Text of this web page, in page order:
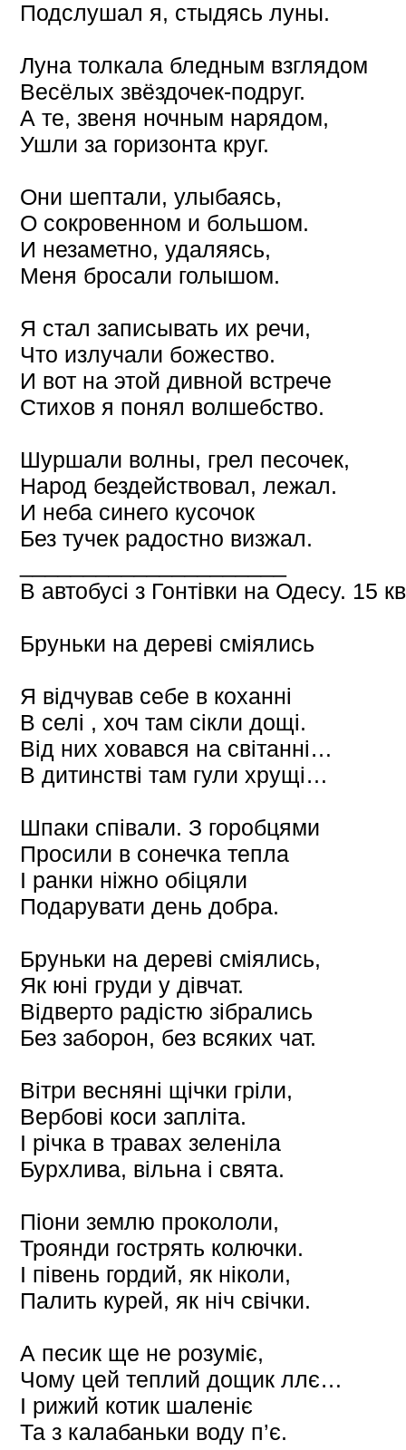
Подслушал я, стыдясь луны.
Луна толкала бледным взглядом
Весёлых звёздочек-подруг.
А те, звеня ночным нарядом,
Ушли за горизонта круг.
Они шептали, улыбаясь,
О сокровенном и большом.
И незаметно, удаляясь,
Меня бросали голышом.
Я стал записывать их речи,
Что излучали божество.
И вот на этой дивной встрече
Стихов я понял волшебство.
Шуршали волны, грел песочек,
Народ бездействовал, лежал.
И неба синего кусочок
Без тучек радостно визжал.
В автобусі з Гонтівки на Одесу. 15
Бруньки на дереві сміялись
Я відчував себе в коханні
В селі , хоч там сікли дощі.
Від них ховався на світанні…
В дитинстві там гули хрущі…
Шпаки співали. З горобцями
Просили в сонечка тепла
І ранки ніжно обіцяли
Подарувати день добра.
Бруньки на дереві сміялись,
Як юні груди у дівчат.
Відверто радістю зібрались
Без заборон, без всяких чат.
Вітри весняні щічки гріли,
Вербові коси запліта.
І річка в травах зеленіла
Бурхлива, вільна і свята.
Піони землю прокололи,
Троянди гострять колючки.
І півень гордий, як ніколи,
Палить курей, як ніч свічки.
А песик ще не розуміє,
Чому цей теплий дощик ллє…
І рижий котик шаленіє
Та з калабаньки воду п’є.